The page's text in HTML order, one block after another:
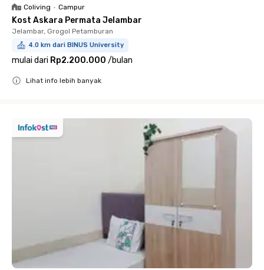
Coliving • Campur
Kost Askara Permata Jelambar
Jelambar, Grogol Petamburan
4.0 km dari BINUS University
mulai dari Rp2.200.000 /bulan
Lihat info lebih banyak